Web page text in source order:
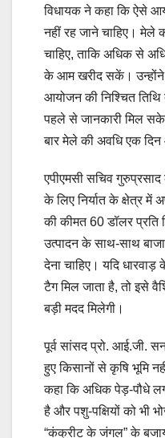
विधायक ने कहा कि ऐसे
नहीं रह जाने चाहिए। मेले
चाहिए, ताकि अधिक से
के आम खरीद सकें। उन्होंने
आयोजन की निश्चित तिथि
पहले से जानकारी मिल
बार मेले की अवधि एक
एपीएमसी सचिव
के लिए निर्यात के क्षेत्र में
की कीमत 60 डॉलर
उत्पादन के साथ-साथ
देना चाहिए। यदि
टैग मिल जाता है, तो इसे
बड़ी मदद मिलेगी।
पूर्व सांसद प्रो. आई.जी.
हुए किसानों से कृषि भूमि
कहा कि अधिक पेड़-पौधे
है और पशु-पक्षियों को भी
“कंक्रीट के जंगल” के बजाय